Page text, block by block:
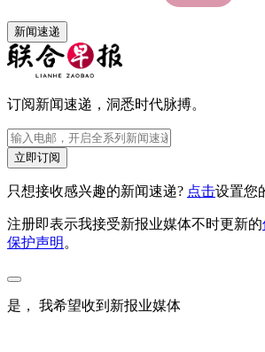
新闻速递
订阅新闻速递，洞悉时代脉搏。
立即订阅
只想接收感兴趣的新闻速递? 点击设置您
注册即表示我接受新报业媒体不时更新的
保护声明。
是， 我希望收到新报业媒体